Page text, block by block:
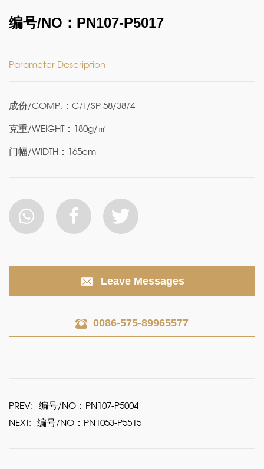
编号/NO：PN107-P5017
Parameter Description
成份/COMP.：C/T/SP 58/38/4
克重/WEIGHT：180g/㎡
门幅/WIDTH：165cm
Leave Messages
0086-575-89965577
PREV: 编号/NO：PN107-P5004
NEXT: 编号/NO：PN1053-P5515